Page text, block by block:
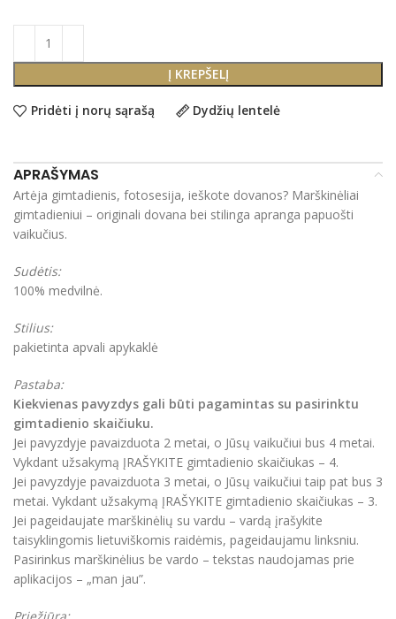
Į KREPŠELĮ
Pridėti į norų sąrašą Dydžių lentelė
APRAŠYMAS
Artėja gimtadienis, fotosesija, ieškote dovanos? Marškinėliai
gimtadieniui – originali dovana bei stilinga apranga papuošti
vaikučius.
Sudėtis:
100% medvilnė.
Stilius:
pakietinta apvali apykaklė
Pastaba:
Kiekvienas pavyzdys gali būti pagamintas su pasirinktu
gimtadienio skaičiuku.
Jei pavyzdyje pavaizduota 2 metai, o Jūsų vaikučiui bus 4 metai.
Vykdant užsakymą ĮRAŠYKITE gimtadienio skaičiukas – 4.
Jei pavyzdyje pavaizduota 3 metai, o Jūsų vaikučiui taip pat bus 3
metai. Vykdant užsakymą ĮRAŠYKITE gimtadienio skaičiukas – 3.
Jei pageidaujate marškinėlių su vardu – vardą įrašykite
taisyklingomis lietuviškomis raidėmis, pageidaujamu linksniu.
Pasirinkus marškinėlius be vardo – tekstas naudojamas prie
aplikacijos – „man jau”.
Priežiūra: